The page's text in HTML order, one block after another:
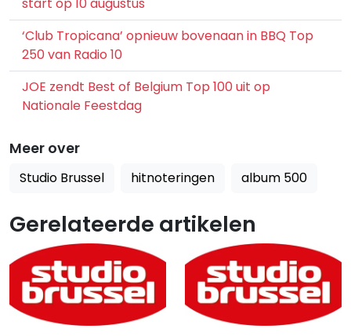
start op 10 augustus
‘Club Tropicana’ opnieuw bovenaan in BBQ Top
250 van Radio 10
JOE zendt Best of Belgium Top 100 uit op
Nationale Feestdag
Meer over
Studio Brussel hitnoteringen album 500
Gerelateerde artikelen